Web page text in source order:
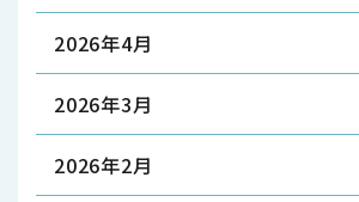
2026年4月
2026年3月
2026年2月